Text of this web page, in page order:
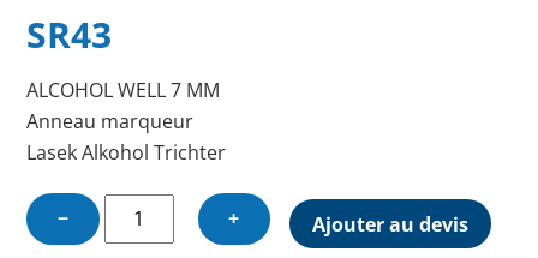
SR43
ALCOHOL WELL 7 MM
Anneau marqueur
Lasek Alkohol Trichter
−
quantité
de
+ Ajouter au devis